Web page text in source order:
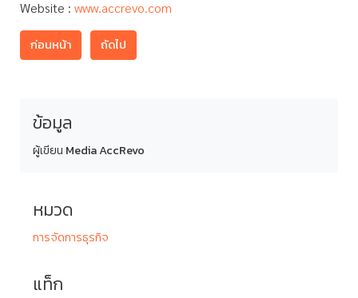
Website : www.accrevo.com
ก่อนหน้า ถัดไป
ข้อมูล
ผู้เขียน Media AccRevo
หมวด
การจัดการธุรกิจ
แท็ก